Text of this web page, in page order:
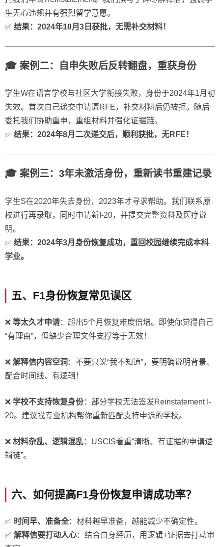
生无心违规并有强烈留学意愿。
✅ 结果：2024年10月3日获批，无需补交材料！
🎓 案例二：自申失败后反转翻盘，重获身份
学生W在语言学校与社区大学衔接失败，身份于2024年1月初
失效。首次自己递交申请遭RFE，补交材料后仍被拒。随后
委托我们协助重申，重组材料并强化证据链。
✅ 结果：2024年8月二次递交后，顺利获批，无RFE！
🎓 案例三：3年未激活身份，重新读书重建记录
学生S在2020年失去身份，2023年才寻求帮助。我们联系原
校进行再录取，同时申请新I-20，并提交完整资料及医疗说
明。
✅ 结果：2024年3月身份恢复成功，重回校园继续完成本科
学业。
五、F1身份恢复常见误区
❌ 等太久才申请：超出5个月恢复难度倍增。即使你觉得自己
“有理由”，但缺少合理文件支撑等于无效！
❌ 解释信内容空洞 ：不要只说“我不知道”，要明确说明背景、
配合时间线、有逻辑！
❌ 学校不支持恢复身份：部分学校无法签发Reinstatement I-
20。建议找专业机构帮你重新匹配支持申诉的学校。
❌ 材料杂乱、逻辑混乱：USCIS看重“清晰、有证据的申请逻
辑链”。
六、如何提高F1身份恢复申请成功率？
✅ 时间早、准备全：材料越早准备，越能减少不确定性。
✅ 解释信要打动人心：结合自身经历，用逻辑+证据去打动审